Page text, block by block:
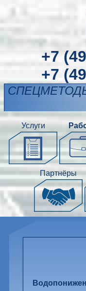
+7
+7
Услуги
Партнёры